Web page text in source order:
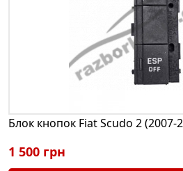
Блок кнопок Fiat Scudo 2 (2007-
1 500 грн